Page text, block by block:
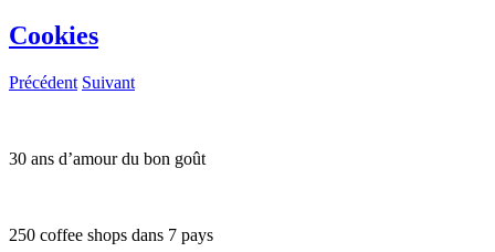
Cookies
Précédent Suivant
30 ans d’amour du bon goût
250 coffee shops dans 7 pays